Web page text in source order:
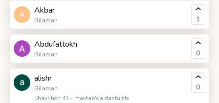
A Akbar
Bilaman 1
Abdufattokh
Bilaman 0
alishr
Bilaman
Shaxrihon 41 - maktab'da dasturchi
0